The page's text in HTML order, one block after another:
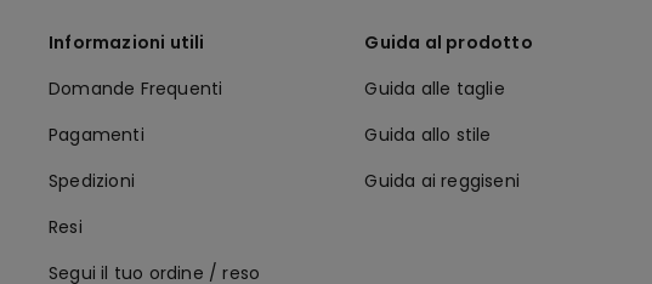
Informazioni utili
Domande Frequenti
Pagamenti
Spedizioni
Resi
Segui il tuo ordine / reso
Guida al prodotto
Guida alle taglie
Guida allo stile
Guida ai reggiseni